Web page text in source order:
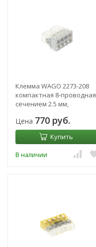
Клемма WAGO 2273-208
компактная 8-проводная
сечением 2.5 мм,
шт
Цена 770 руб.
Купить
В наличии